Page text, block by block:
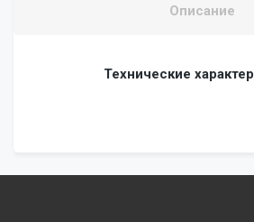
Описание
Технические